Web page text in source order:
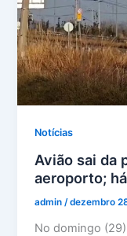
Notícias
Avião sai da
aeroporto;
admin/dezembro
No domingo